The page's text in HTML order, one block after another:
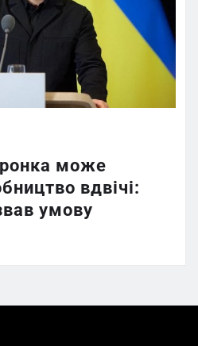
може
вдвічі:
умову